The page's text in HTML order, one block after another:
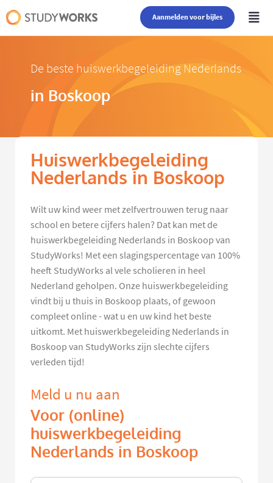
Aanmelden voor bijles
De beste huiswerkbegeleiding Nederlands
in Boskoop
Huiswerkbegeleiding
Nederlands in Boskoop
Wilt uw kind weer met zelfvertrouwen terug naar
school en betere cijfers halen? Dat kan met de
huiswerkbegeleiding Nederlands in Boskoop van
StudyWorks! Met een slagingspercentage van 100%
heeft StudyWorks al vele scholieren in heel
Nederland geholpen. Onze huiswerkbegeleiding
vindt bij u thuis in Boskoop plaats, of gewoon
compleet online - wat u en uw kind het beste
uitkomt. Met huiswerkbegeleiding Nederlands in
Boskoop van StudyWorks zijn slechte cijfers
verleden tijd!
Meld u nu aan
Voor (online)
huiswerkbegeleiding
Nederlands in Boskoop